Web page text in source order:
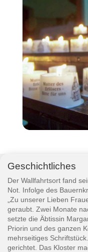
Geschichtliches
Der Wallfahrtsort fand
Not. Infolge des
„Zu unserer Lieben
geraubt. Zwei Monate
setzte die Äbtissin
Priorin und des ganzen
mehrseitiges
gerichtet. Das Kloster